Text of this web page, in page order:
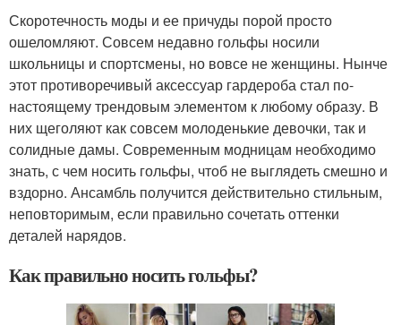
Скоротечность моды и ее причуды порой просто
ошеломляют. Совсем недавно гольфы носили
школьницы и спортсмены, но вовсе не женщины. Нынче
этот противоречивый аксессуар гардероба стал по-
настоящему трендовым элементом к любому образу. В
них щеголяют как совсем молоденькие девочки, так и
солидные дамы. Современным модницам необходимо
знать, с чем носить гольфы, чтоб не выглядеть смешно и
вздорно. Ансамбль получится действительно стильным,
неповторимым, если правильно сочетать оттенки
деталей нарядов.
Как правильно носить гольфы?